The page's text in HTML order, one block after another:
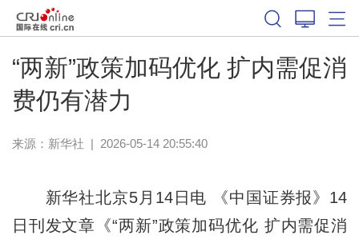
“两新”政策加码优化 扩内需促消
费仍有潜力
来源： 新华社 | 2026-05-14 20:55:40
新华社北京5月14日电 《中国证券报》14
日刊发文章《“两新”政策加码优化 扩内需促消